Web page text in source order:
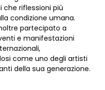
che riflessioni più
condizione umana.
partecipato a
e manifestazioni
come uno degli artisti
della sua generazione.